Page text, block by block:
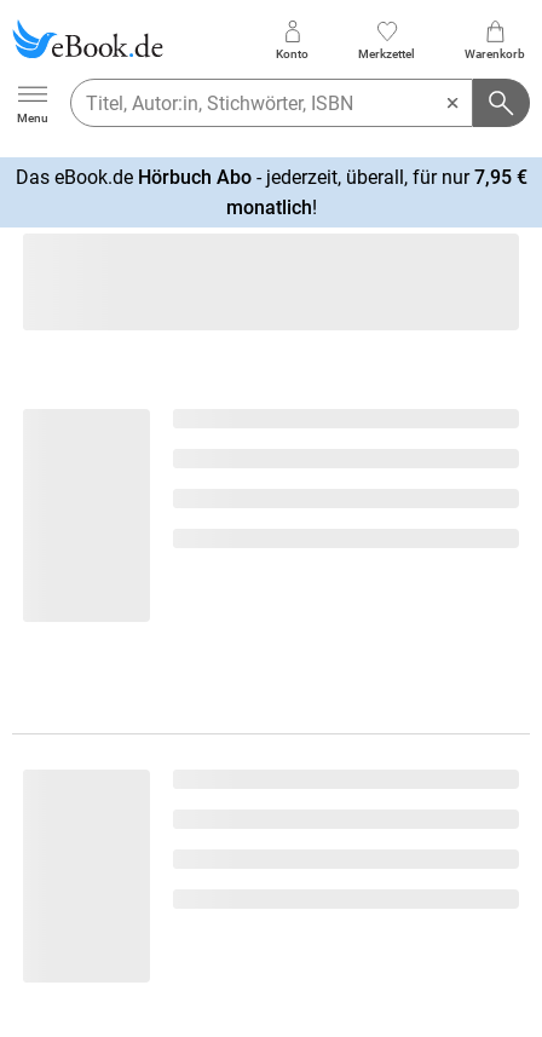
Ebook.de
Menu
Konto Merkzettel Warenkorb
Das eBook.de Hörbuch Abo- jederzeit, überall, für nur7,95 €
monatlich!